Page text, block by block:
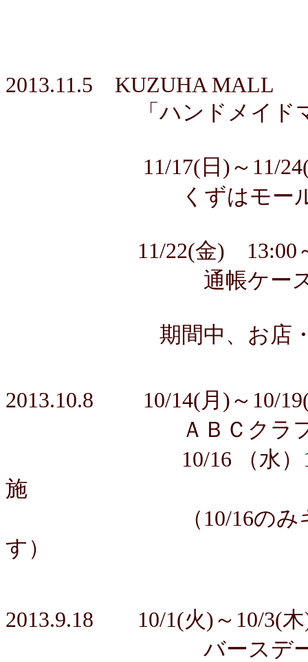
2013.11.5 KUZUHA MALL
「ハンドメイドマー
11/17(日)～11/
くずはモール本館
11/22(金) 13:00～・
通帳ケース作り
期間中、お店・教室
2013.10.8 10/14(月)～10/
ＡＢＣクラ
10/16 （水
施
（10/16のみキルト
す）
2013.9.18 10/1(火)～10/3(
バースデーバ